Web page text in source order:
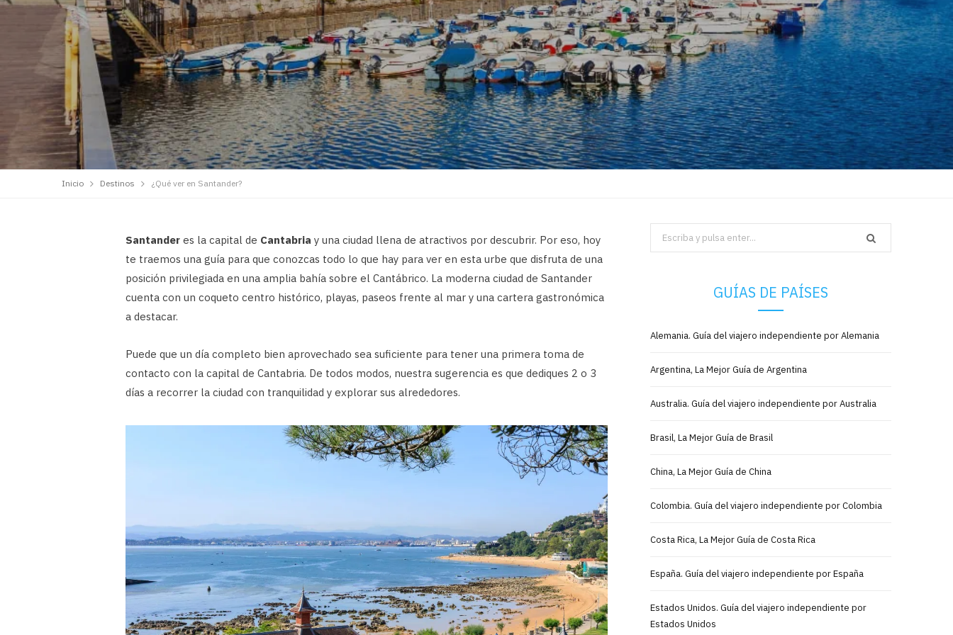
Inicio Destinos ¿Qué ver en Santander?
Santander es la capital de Cantabria y una ciudad llena de atractivos por descubrir. Por eso, hoy
te traemos una guía para que conozcas todo lo que hay para ver en esta urbe que disfruta de una
posición privilegiada en una amplia bahía sobre el Cantábrico. La moderna ciudad de Santander
cuenta con un coqueto centro histórico, playas, paseos frente al mar y una cartera gastronómica
a destacar.
Puede que un día completo bien aprovechado sea suficiente para tener una primera toma de
contacto con la capital de Cantabria. De todos modos, nuestra sugerencia es que dediques 2 o 3
días a recorrer la ciudad con tranquilidad y explorar sus alrededores.
Search
for:
GUÍAS DE PAÍSES
Alemania. Guía del viajero independiente por Alemania
Argentina, La Mejor Guía de Argentina
Australia. Guía del viajero independiente por Australia
Brasil, La Mejor Guía de Brasil
China, La Mejor Guía de China
Colombia. Guía del viajero independiente por Colombia
Costa Rica, La Mejor Guía de Costa Rica
España. Guía del viajero independiente por España
Estados Unidos. Guía del viajero independiente por
Estados Unidos